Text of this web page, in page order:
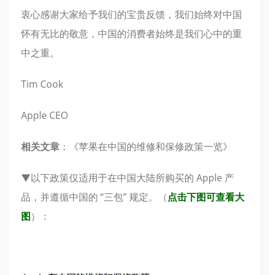
衷心感谢大家给予我们的宝贵反馈，我们始终对中国
怀有无比的敬意，中国的消费者始终是我们心中的重
中之重。
Tim Cook
Apple CEO
相关文章 ：《苹果在中国的维修和保修政策一览》
▼以下政策仅适用于在中国大陆所购买的 Apple 产
品，并遵循中国的 “三包” 规定。（点击下图可查看大
图）：